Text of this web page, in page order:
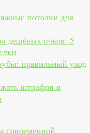
потолки для
дешёвых очков: 5
правильный уход
штрафов и
современной